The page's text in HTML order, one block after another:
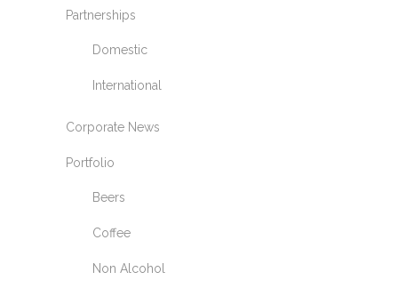
Partnerships
Domestic
International
Corporate News
Portfolio
Beers
Coffee
Non Alcohol